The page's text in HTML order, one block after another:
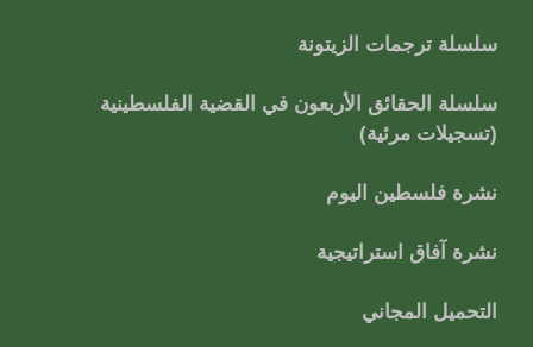
سلسلة ترجمات الزيتونة
سلسلة الحقائق الأربعون في القضية الفلسطينية
(تسجيلات مرئية)
نشرة فلسطين اليوم
نشرة آفاق استراتيجية
التحميل المجاني